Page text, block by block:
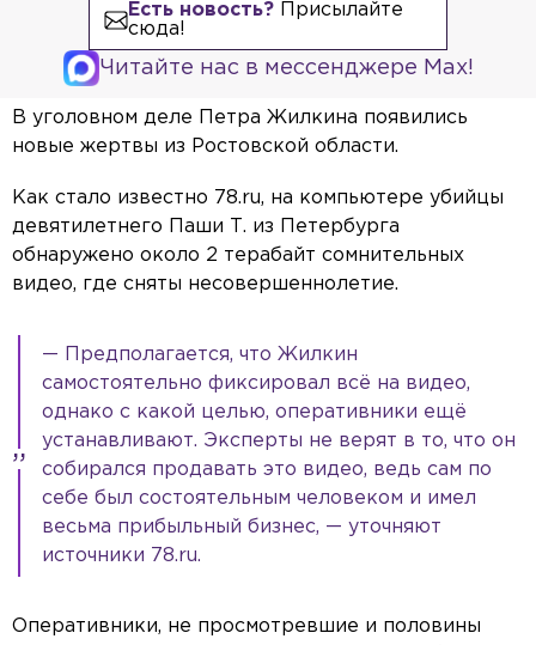
Есть новость?Присылайте
сюда!
Читайте нас в мессенджере Max!
В уголовном деле Петра Жилкина появились
новые жертвы из Ростовской области.
Как стало известно 78.ru, на компьютере убийцы
девятилетнего Паши Т. из Петербурга
обнаружено около 2 терабайт сомнительных
видео, где сняты несовершеннолетие.
— Предполагается, что Жилкин
самостоятельно фиксировал всё на видео,
однако с какой целью, оперативники ещё
устанавливают. Эксперты не верят в то, что он
собирался продавать это видео, ведь сам по
себе был состоятельным человеком и имел
весьма прибыльный бизнес, — уточняют
источники 78.ru.
Оперативники, не просмотревшие и половины